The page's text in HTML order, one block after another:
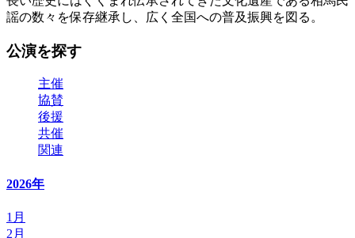
謡の数々を保存継承し、広く全国への普及振興を図る。
公演を探す
主催
協賛
後援
共催
関連
2026年
1月
2月